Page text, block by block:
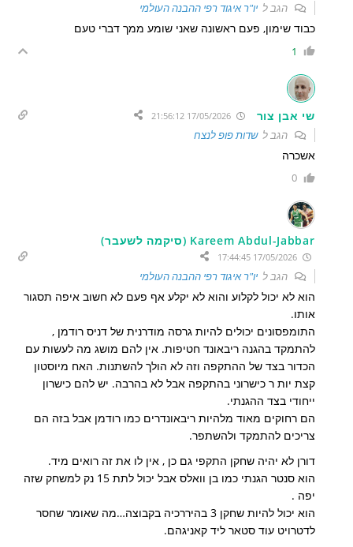
הגב ליו"ר איגוד רפי ההבנה העולמי
כבוד שימון, פעם ראשונה שאני שומע ממך דברי טעם
1
שי אבן צור 17/05/2026 21:56:12
הגב לשדות פופ לנצח
אשכרה
0
Kareem Abdul-Jabbar (סיקמה לשעבר)
17/05/2026 17:44:45
הגב ליו"ר איגוד רפי ההבנה העולמי
הוא לא יכול לקלוע והוא לא יקלע אף פעם לא חשוב איפה תסגור
אותו.
התומפסונים יכולים להיות גרסה מודרנית של דניס רודמן ,
להתמקד בהגנה ריבאונד חטיפות. אין להם מושג מה לעשות עם
הכדור בצד של ההתקפה וזה לא הולך להשתנות. האח מיוסטון
קצת יות ר כישרוני בהתקפה אבל לא בהרבה. יש להם כישרון
ייחודי בצד ההגנתי.
הם רחוקים מאוד מלהיות ריבאונדרים כמו רודמן אבל בזה הם
צריכים להתמקד ולהשתפר.
דורן לא יהיה שחקן התקפי גם כן , אין לו את זה רואים מיד.
הוא סנטר הגנתי כמו בן וואלס אבל יכול לתת 15 נק למשחק שזה
יפה .
הוא יכול להיות שחקן 3 בהיררכיה בקבוצה…מה שאומר שחסר
לדטרויט עוד סטאר ליד קאניגהם.